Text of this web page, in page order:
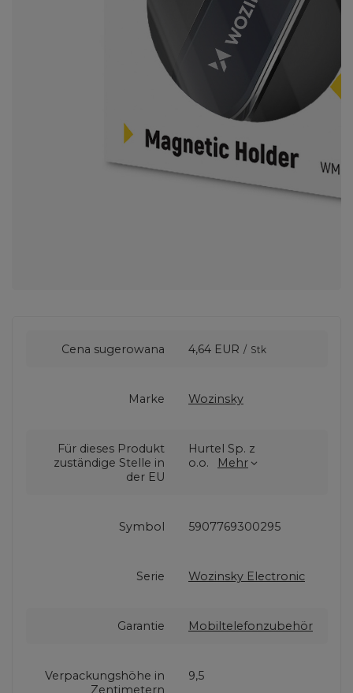
Cena sugerowana 4,64 EUR / Stk
Marke Wozinsky
Für dieses Produkt
zuständige Stelle in
der EU
Hurtel Sp. z
o.o.
Mehr
Symbol 5907769300295
Serie Wozinsky Electronic
Garantie Mobiltelefonzubehör
Verpackungshöhe in
Zentimetern
9,5